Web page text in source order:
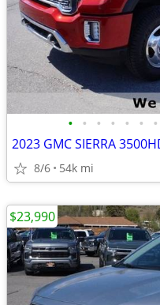
• • • • • • •
2023 GMC SIERRA
8/6 54k mi
$23,990